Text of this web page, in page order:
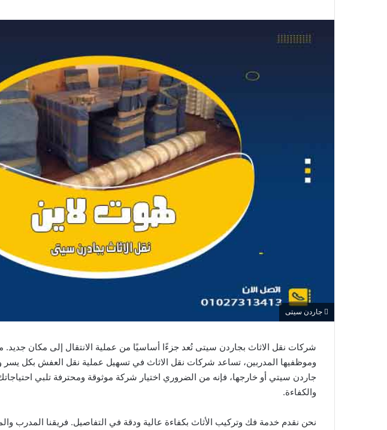
جاردن سيتى
شركات نقل الاثاث بجاردن سيتى تُعد جزءًا أساسيًا من عملية الانتقال إلى مكان جديد.
وموظفيها المدربين، تساعد شركات نقل الاثاث في تسهيل عملية نقل العفش بكل يسر
جاردن سيتي أو خارجها، فإنه من الضروري اختيار شركة موثوقة ومحترفة تلبي
والكفاءة.
نحن نقدم خدمة فك وتركيب الأثاث بكفاءة عالية ودقة في التفاصيل. فريقنا المدرب